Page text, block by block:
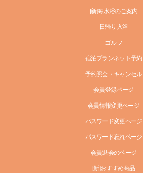
[新]海水浴のご案内
日帰り入浴
ゴルフ
宿泊プランネット予約
予約照会・キャンセル
会員登録ページ
会員情報変更ページ
パスワード変更ページ
パスワード忘れページ
会員退会のページ
[新]おすすめ商品